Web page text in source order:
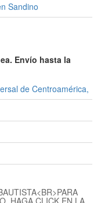
Sandino
Envío hasta la
de Centroamérica,